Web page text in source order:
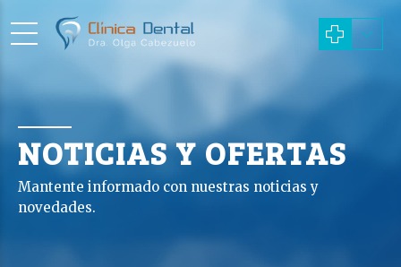
NOTICIAS Y OFERTAS
Mantente informado con nuestras noticias y
novedades.